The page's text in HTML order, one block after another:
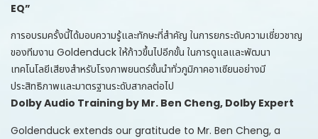
EQ”
การอบรมครั้งนี้ได้มอบความรู้และทักษะที่สำคัญ ในการยกระดับความเชี่ยวชาญ
ของทีมงาน Goldenduck ให้ก้าวขึ้นไปอีกขั้น ในการดูแลและพัฒนา
เทคโนโลยีเสียงสำหรับโรงภาพยนตร์ชั้นนำทั่วภูมิภาคอาเซียนอย่างมี
ประสิทธิภาพและมาตรฐานระดับสากลต่อไป
Dolby Audio Training by Mr. Ben Cheng, Dolby Expert
Goldenduck extends our gratitude to Mr. Ben Cheng, a